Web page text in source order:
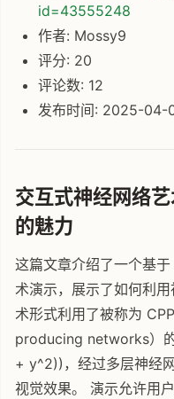
id=43555248
作者: Mossy9
评分: 20
评论数: 12
发布时间: 2025-04-
交互式神经网络
的魅力
这篇文章介绍了一个基
术演示，展示了如何利
术形式利用了被称为
producing networks）
+ y^2))，经过多层神经
视觉效果。 演示允许用